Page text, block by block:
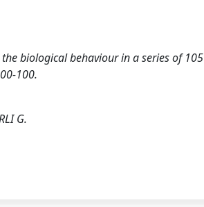
biological behaviour in a series of 105
100.
G.